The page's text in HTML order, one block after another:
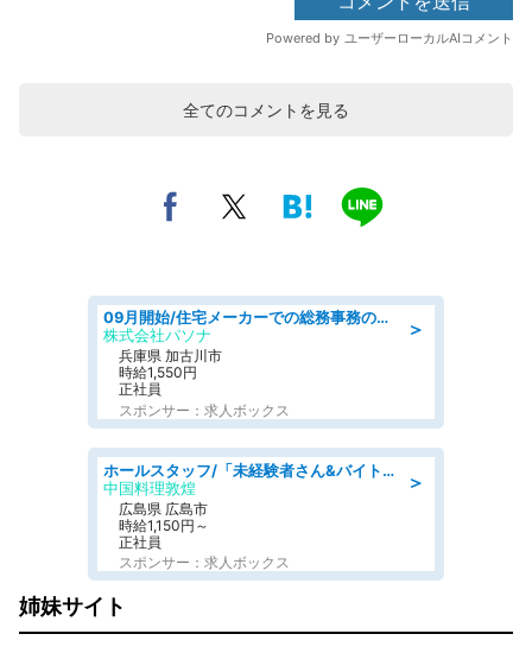
全てのコメントを見る
＞
09月開始/住宅メーカーでの総務事務のお仕事/駅近/車通勤可/一般事務/人事労務
株式会社パソナ
兵庫県 加古川市
時給1,550円
正社員
スポンサー：求人ボックス
＞
ホールスタッフ/「未経験者さん&バイトデビューも大歓迎」残業ほぼなし×1日3時間〜勤務OK!フォロー体制も充実/広島県/広島市南区
中国料理敦煌
広島県 広島市
時給1,150円～
正社員
スポンサー：求人ボックス
姉妹サイト